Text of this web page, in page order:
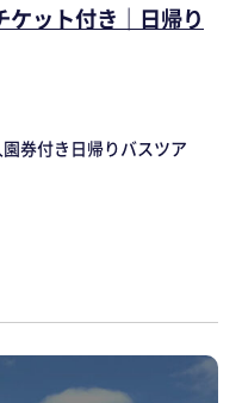
ット付き｜日帰り
券付き日帰りバスツア